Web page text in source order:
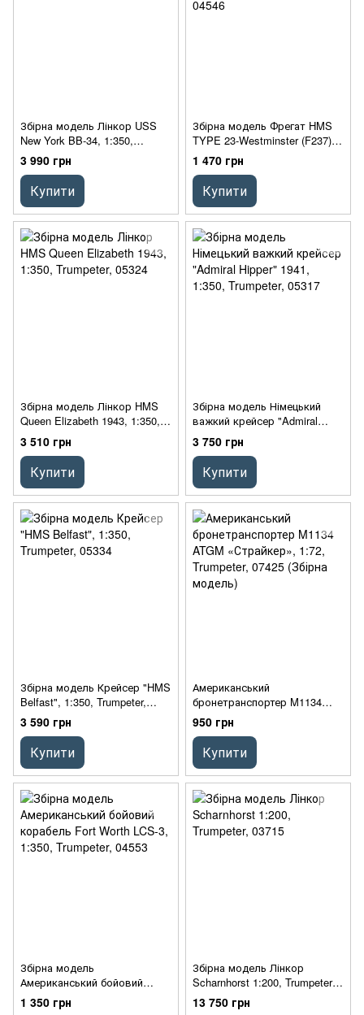
Збірна модель Лінкор USS
New York BB-34, 1:350,
Trumpeter, 05339
3 990 грн
Купити
Збірна модель Фрегат HMS
TYPE 23-Westminster (F237),
1:350, Trumpeter, 04546
1 470 грн
Купити
Збірна модель Лінкор HMS
Queen Elizabeth 1943, 1:350,
Trumpeter, 05324
3 510 грн
Купити
Збірна модель Німецький
важкий крейсер "Admiral
Hipper" 1941, 1:350, Trumpeter,
05317
3 750 грн
Купити
Збірна модель Крейсер "HMS
Belfast", 1:350, Trumpeter,
05334
3 590 грн
Купити
Американський
бронетранспортер M1134
ATGM «Страйкер», 1:72,
Trumpeter, 07425 (Збірна
модель)
950 грн
Купити
Збірна модель
Американський бойовий
корабель Fort Worth LCS-3,
1:350, Trumpeter, 04553
1 350 грн
Збірна модель Лінкор
Scharnhorst 1:200, Trumpeter,
03715
13 750 грн